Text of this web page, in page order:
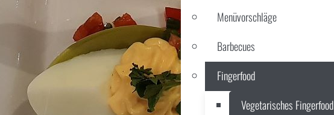
Menüvorschläge
Barbecues
Fingerfood
Vegetarisches Fingerfood